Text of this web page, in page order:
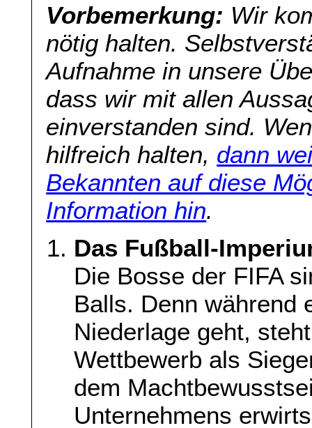
Vorbemerkung: Wir
nötig halten.
Aufnahme in unsere
dass wir mit allen
einverstanden sind.
hilfreich halten, dann
Bekannten auf diese
Information hin.
Das Fußball-
Die Bosse der FIFA
Balls. Denn während
Niederlage geht,
Wettbewerb als
dem
Unternehmens